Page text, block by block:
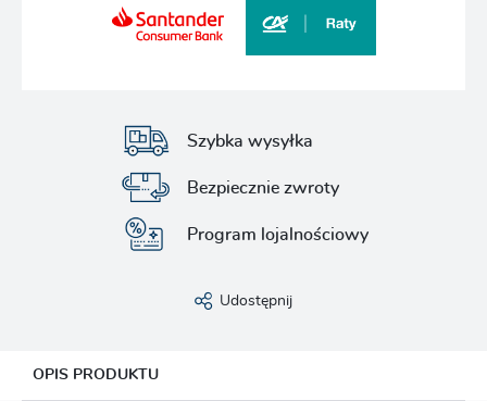
Szybka wysyłka
Bezpiecznie zwroty
Program lojalnościowy
Udostępnij
OPIS PRODUKTU